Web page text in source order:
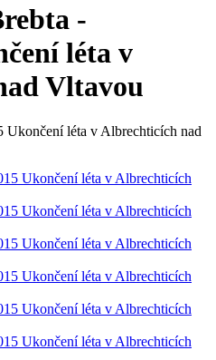
-
léta v
Vltavou
léta v Albrechticích nad